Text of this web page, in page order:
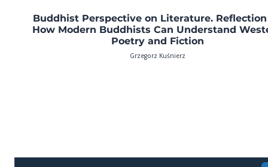
Buddhist Perspective on Literature.
How Modern Buddhists Can Understand
Poetry and Fiction
Grzegorz Kuśnierz